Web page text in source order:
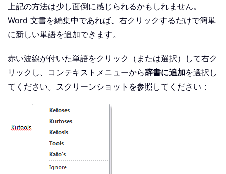
上記の方法は少し面倒に感じられるかもしれません。
Word 文書を編集中であれば、右クリックするだけで簡単
に新しい単語を追加できます。
赤い波線が付いた単語をクリック（または選択）して右ク
リックし、コンテキストメニューから辞書に追加を選択し
てください。スクリーンショットを参照してください：